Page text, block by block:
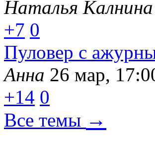
Наталья Калнина
+7 0
Пуловер с
Анна 26 мар,
+14 0
Все темы →